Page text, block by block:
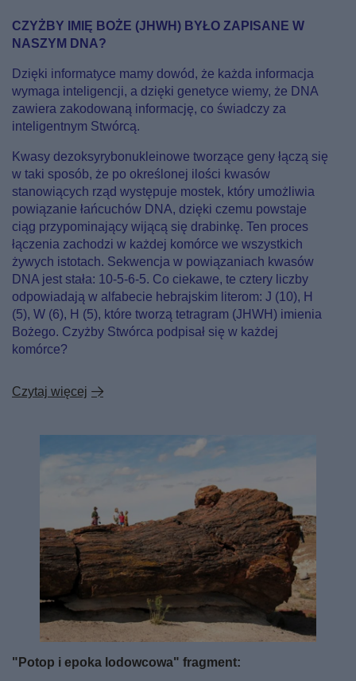
CZYŻBY IMIĘ BOŻE (JHWH) BYŁO ZAPISANE W
NASZYM DNA?
Dzięki informatyce mamy dowód, że każda informacja
wymaga inteligencji, a dzięki genetyce wiemy, że DNA
zawiera zakodowaną informację, co świadczy za
inteligentnym Stwórcą.
Kwasy dezoksyrybonukleinowe tworzące geny łączą się
w taki sposób, że po określonej ilości kwasów
stanowiących rząd występuje mostek, który umożliwia
powiązanie łańcuchów DNA, dzięki czemu powstaje
ciąg przypominający wijącą się drabinkę. Ten proces
łączenia zachodzi w każdej komórce we wszystkich
żywych istotach. Sekwencja w powiązaniach kwasów
DNA jest stała: 10-5-6-5. Co ciekawe, te cztery liczby
odpowiadają w alfabecie hebrajskim literom: J (10), H
(5), W (6), H (5), które tworzą tetragram (JHWH) imienia
Bożego. Czyżby Stwórca podpisał się w każdej
komórce?
Czytaj więcej
"Potop i epoka lodowcowa" fragment: